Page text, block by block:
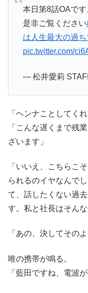
本日第8話OAです
是非ご覧ください
は人生最大の過ち
pic.twitter.com/
— 松井愛莉
「ヘンナことしてくれ
「こんな遅くまで残
ざいます」
「いいえ、こちらこ
られるのイヤなんで
て、話したくない過
す。私と社長はそん
「あの、決してその
唯の携帯が鳴る。
「藍田ですね、電波